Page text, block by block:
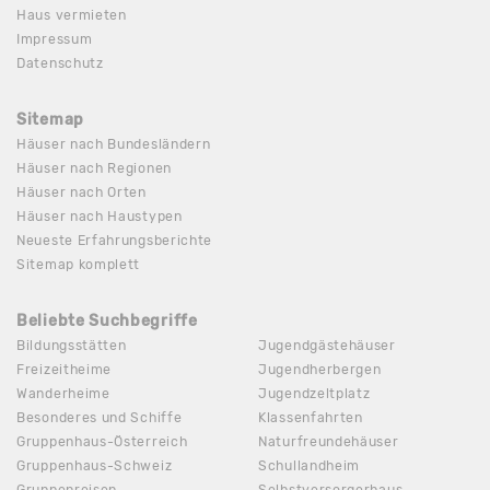
Haus vermieten
Impressum
Datenschutz
Sitemap
Häuser nach Bundesländern
Häuser nach Regionen
Häuser nach Orten
Häuser nach Haustypen
Neueste Erfahrungsberichte
Sitemap komplett
Beliebte Suchbegriffe
Bildungsstätten
Freizeitheime
Wanderheime
Besonderes und Schiffe
Gruppenhaus-Österreich
Gruppenhaus-Schweiz
Jugendgästehäuser
Jugendherbergen
Jugendzeltplatz
Klassenfahrten
Naturfreundehäuser
Schullandheim